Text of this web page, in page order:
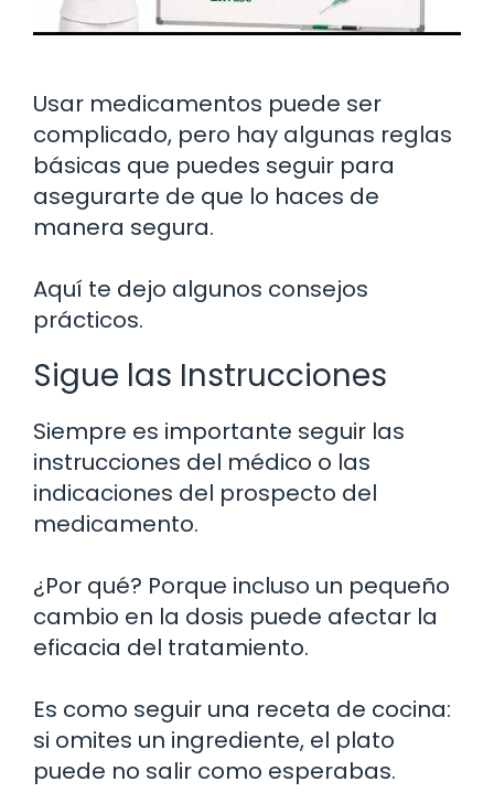
Usar medicamentos puede ser
complicado, pero hay algunas reglas
básicas que puedes seguir para
asegurarte de que lo haces de
manera segura.
Aquí te dejo algunos consejos
prácticos.
Sigue las Instrucciones
Siempre es importante seguir las
instrucciones del médico o las
indicaciones del prospecto del
medicamento.
¿Por qué? Porque incluso un pequeño
cambio en la dosis puede afectar la
eficacia del tratamiento.
Es como seguir una receta de cocina:
si omites un ingrediente, el plato
puede no salir como esperabas.